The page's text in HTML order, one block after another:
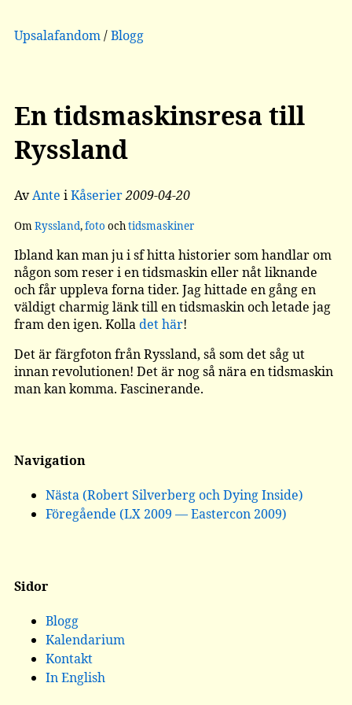
Upsalafandom/Blogg
En tidsmaskinsresa till
Ryssland
AvAnte iKåserier2009-04-20
OmRyssland,foto ochtidsmaskiner
Ibland kan man ju i sf hitta historier som handlar om
någon som reser i en tidsmaskin eller nåt liknande
och får uppleva forna tider. Jag hittade en gång en
väldigt charmig länk till en tidsmaskin och letade jag
fram den igen. Kolladet här!
Det är färgfoton från Ryssland, så som det såg ut
innan revolutionen! Det är nog så nära en tidsmaskin
man kan komma. Fascinerande.
Navigation
Nästa (Robert Silverberg och Dying Inside)
Föregående (LX 2009 — Eastercon 2009)
Sidor
Blogg
Kalendarium
Kontakt
In English